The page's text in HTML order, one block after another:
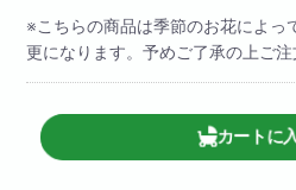
※こちらの商品は季節のお花によっ
更になります。予めご了承の上ご注
カートに